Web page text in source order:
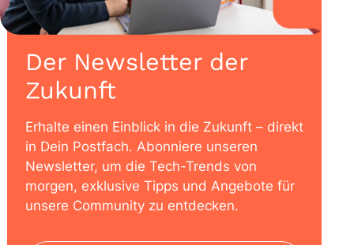
Der Newsletter der
Zukunft
Erhalte einen Einblick in die Zukunft – direkt
in Dein Postfach. Abonniere unseren
Newsletter, um die Tech-Trends von
morgen, exklusive Tipps und Angebote für
unsere Community zu entdecken.